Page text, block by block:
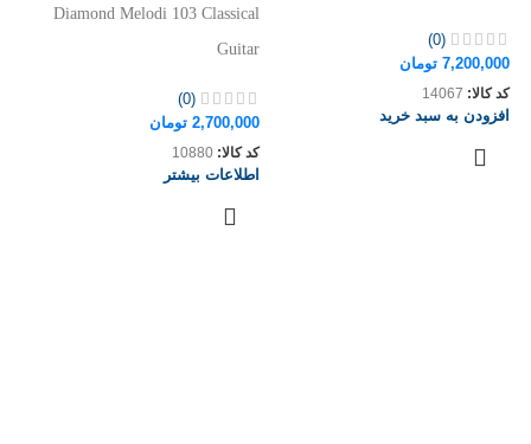
(0)
7,200,000 تومان
کد کالا: 14067
افزودن به سبد خرید
Diamond Melodi 103 Classical
Guitar
(0)
2,700,000 تومان
کد کالا: 10880
اطلاعات بیشتر